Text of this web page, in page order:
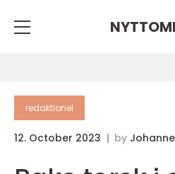
redaktionel
12. October 2023 by